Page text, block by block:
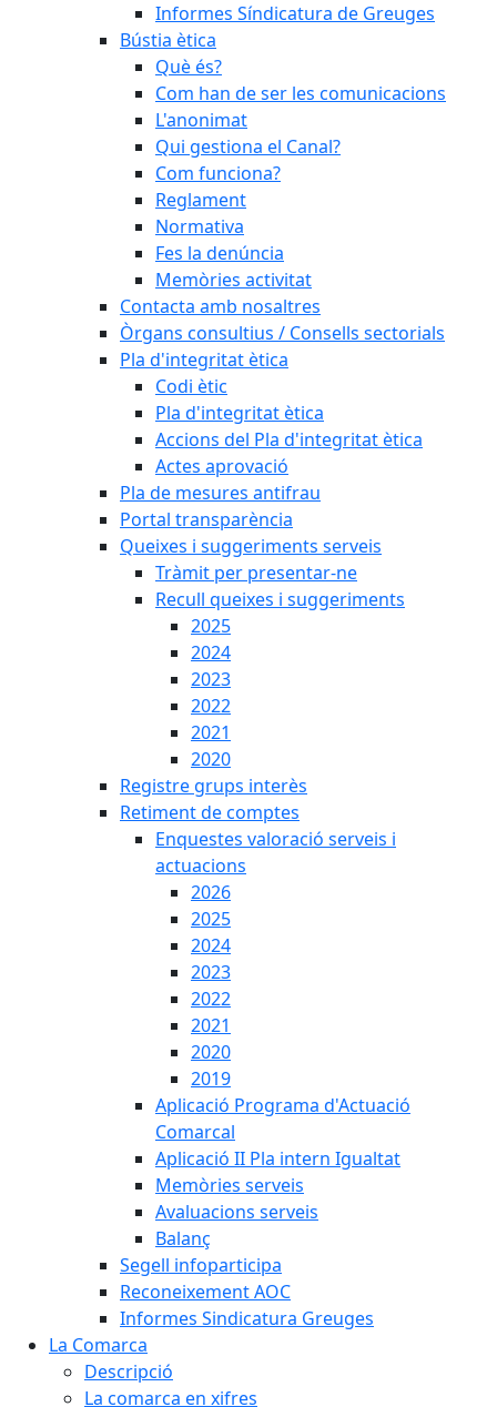
Informes Síndicatura de Greuges
Bústia ètica
Què és?
Com han de ser les comunicacions
L'anonimat
Qui gestiona el Canal?
Com funciona?
Reglament
Normativa
Fes la denúncia
Memòries activitat
Contacta amb nosaltres
Òrgans consultius / Consells sectorials
Pla d'integritat ètica
Codi ètic
Pla d'integritat ètica
Accions del Pla d'integritat ètica
Actes aprovació
Pla de mesures antifrau
Portal transparència
Queixes i suggeriments serveis
Tràmit per presentar-ne
Recull queixes i suggeriments
2025
2024
2023
2022
2021
2020
Registre grups interès
Retiment de comptes
Enquestes valoració serveis i
actuacions
2026
2025
2024
2023
2022
2021
2020
2019
Aplicació Programa d'Actuació
Comarcal
Aplicació II Pla intern Igualtat
Memòries serveis
Avaluacions serveis
Balanç
Segell infoparticipa
Reconeixement AOC
Informes Sindicatura Greuges
La Comarca
Descripció
La comarca en xifres